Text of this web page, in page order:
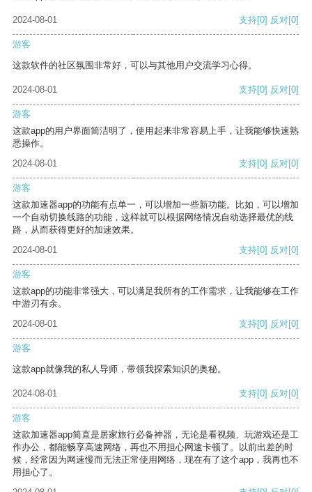
2024-08-01 支持[0] 反对[0]
游客
这款软件的社区氛围非常好，可以与其他用户交流学习心得。
2024-08-01 支持[0] 反对[0]
游客
这款app的用户界面简洁明了，使用起来非常容易上手，让我能够快速熟
悉操作。
2024-08-01
支持[0] 反对[0]
游客
这款加速器app的功能有点单一，可以增加一些新功能。比如，可以增加
一个自动切换线路的功能，这样就可以根据网络情况自动选择最优的线
路，从而获得更好的加速效果。
2024-08-01
支持[0] 反对[0]
游客
这款app的功能非常强大，可以满足我所有的工作需求，让我能够在工作
中游刃有余。
2024-08-01
支持[0] 反对[0]
游客
这款app就像我的私人导师，带领我探索知识的奥秘。
2024-08-01 支持[0] 反对[0]
游客
这款加速器app简直是居家旅行必备神器，无论是看视频、玩游戏还是工
作办公，都能畅享高速网络，再也不用担心网速卡顿了。以前出差的时
候，经常因为网速慢而无法正常使用网络，现在有了这个app，我再也不
用担心了。